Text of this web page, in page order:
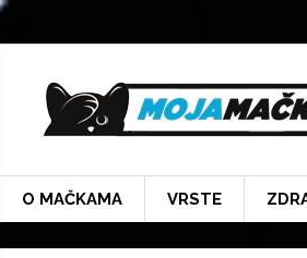
O MAČKAMA VRSTE